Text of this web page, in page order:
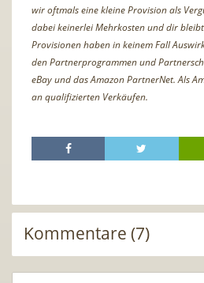
wir oftmals eine kleine Provision als
dabei keinerlei Mehrkosten und dir
Provisionen haben in keinem Fall
den Partnerprogrammen und
eBay und das Amazon PartnerNet. Als
an qualifizierten Verkäufen.
Kommentare (7)